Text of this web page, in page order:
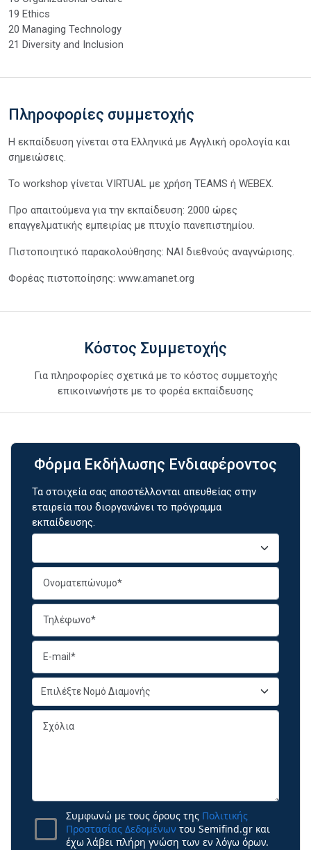
19 Ethics
20 Managing Technology
21 Diversity and Inclusion
Πληροφορίες συμμετοχής
Η εκπαίδευση γίνεται στα Ελληνικά με Αγγλική ορολογία και
σημειώσεις.
Το workshop γίνεται VIRTUAL με χρήση TEAMS ή WEBEX.
Προ απαιτούμενα για την εκπαίδευση: 2000 ώρες
επαγγελματικής εμπειρίας με πτυχίο πανεπιστημίου.
Πιστοποιητικό παρακολούθησης: ΝΑΙ διεθνούς αναγνώρισης.
Φορέας πιστοποίησης: www.amanet.org
Κόστος Συμμετοχής
Για πληροφορίες σχετικά με το κόστος συμμετοχής
επικοινωνήστε με το φορέα εκπαίδευσης
Φόρμα Εκδήλωσης Ενδιαφέροντος
Τα στοιχεία σας αποστέλλονται απευθείας στην
εταιρεία που διοργανώνει το πρόγραμμα
εκπαίδευσης.
Συμφωνώ με τους όρους της Πολιτικής
Προστασίας Δεδομένων του Semifind.gr και
έχω λάβει πλήρη γνώση των εν λόγω όρων.